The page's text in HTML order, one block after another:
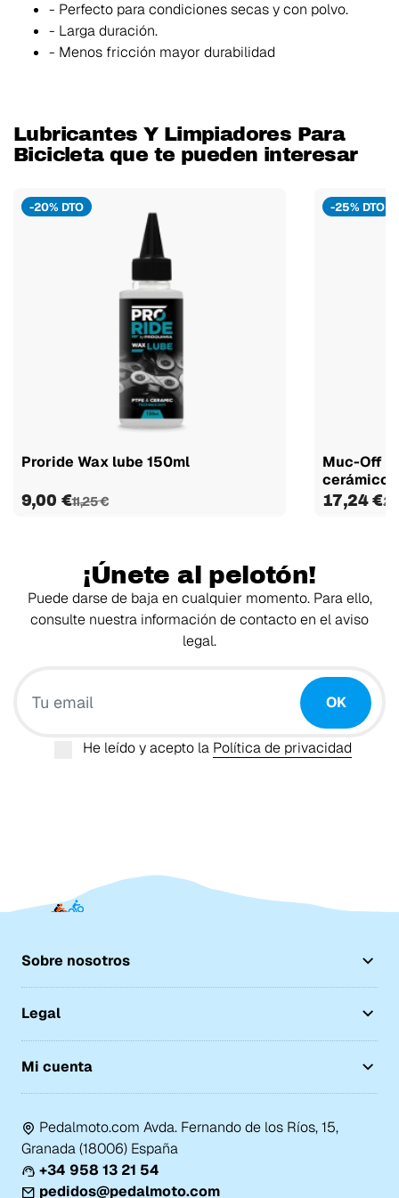
- Perfecto para condiciones secas y con polvo.
- Larga duración.
- Menos fricción mayor durabilidad
Lubricantes Y Limpiadores Para
Bicicleta que te pueden interesar
-20% DTO
Proride Wax lube 150ml
9,00 €11,25 €
-25% DTO
Muc-Off
cerámico
17,24 €
¡Únete al pelotón!
Puede darse de baja en cualquier momento. Para ello,
consulte nuestra información de contacto en el aviso
legal.
OK
He leído y acepto la Política de privacidad
Sobre nosotros
Legal
Mi cuenta
Pedalmoto.com Avda. Fernando de los Ríos, 15,
Granada (18006) España
+34 958 13 21 54
pedidos@pedalmoto.com